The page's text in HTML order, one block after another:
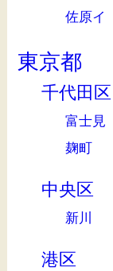
佐原イ
東京都
千代田区
富士見
麹町
中央区
新川
港区